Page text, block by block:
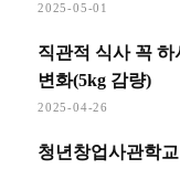
2025-05-01
직관적 식사 꼭
변화(5kg 감량)
2025-04-26
청년창업사관학